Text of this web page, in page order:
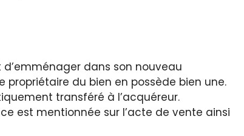
dans son nouveau
propriétaire du bien en possède bien une.
transféré à l’acquéreur.
est mentionnée sur l’acte de vente ainsi